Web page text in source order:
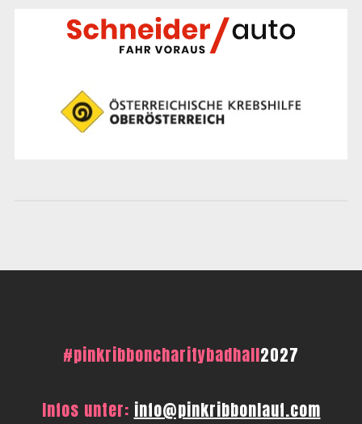
#pinkribboncharitybadhall2027
Infos unter: info@pinkribbonlauf.com